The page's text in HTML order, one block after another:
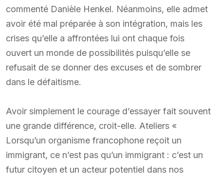
commenté Danièle Henkel. Néanmoins, elle admet
avoir été mal préparée à son intégration, mais les
crises qu’elle a affrontées lui ont chaque fois
ouvert un monde de possibilités puisqu’elle se
refusait de se donner des excuses et de sombrer
dans le défaitisme.
Avoir simplement le courage d’essayer fait souvent
une grande différence, croit-elle. Ateliers «
Lorsqu’un organisme francophone reçoit un
immigrant, ce n’est pas qu’un immigrant : c’est un
futur citoyen et un acteur potentiel dans nos